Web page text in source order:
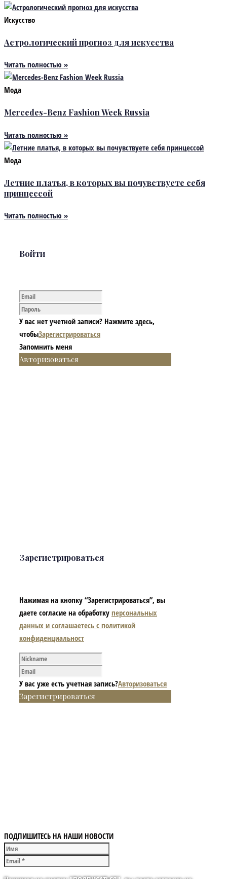
Искусство
Астрологический прогноз для искусства
Читать полностью »
Мода
Mercedes-Benz Fashion Week Russia
Читать полностью »
Мода
Летние платья, в которых вы почувствуете себя
принцессой
Читать полностью »
Войти
У вас нет учетной записи? Нажмите здесь,
чтобыЗарегистрироваться
Запомнить меня
Авторизоваться
Зарегистрироваться
Нажимая на кнопку “Зарегистрироваться”, вы
даете согласие на обработку персональных
данных и соглашаетесь с политикой
конфиденциальност
У вас уже есть учетная запись?Авторизоваться
Зарегистрироваться
ПОДПИШИТЕСЬ НА НАШИ НОВОСТИ